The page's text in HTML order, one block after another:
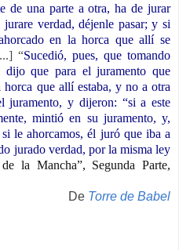
de una parte a otra, ha de jurar
verdad, déjenle pasar; y si
en la horca que allí se
“Sucedió, pues, que tomando
que para el juramento que
que allí estaba, y no a otra
juramento, y dijeron: “si a este
mintió en su juramento, y,
le ahorcamos, él juró que iba a
jurado verdad, por la misma ley
la Mancha”, Segunda Parte,
De Torre de Babel